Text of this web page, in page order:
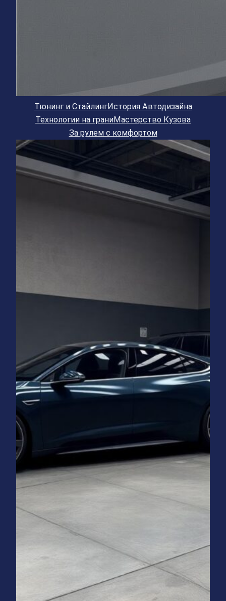
Тюнинг и СтайлингИстория Автодизайна
Технологии на граниМастерство Кузова
За рулем с комфортом